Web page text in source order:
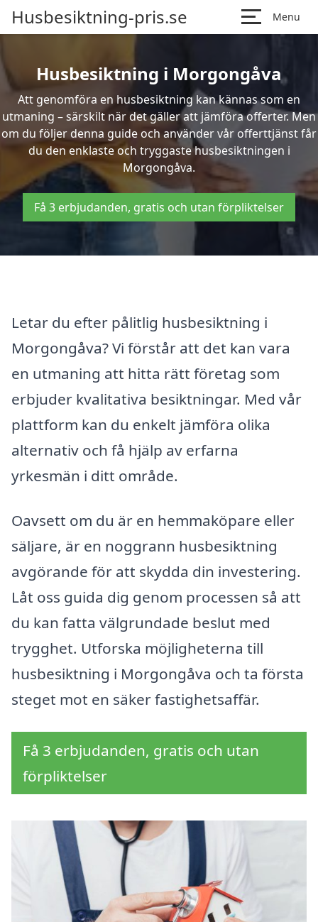
Husbesiktning-pris.se Menu
Husbesiktning i Morgongåva
Att genomföra en husbesiktning kan kännas som en
utmaning – särskilt när det gäller att jämföra offerter. Men
om du följer denna guide och använder vår offerttjänst får
du den enklaste och tryggaste husbesiktningen i
Morgongåva.
Få 3 erbjudanden, gratis och utan förpliktelser
Letar du efter pålitlig husbesiktning i
Morgongåva? Vi förstår att det kan vara
en utmaning att hitta rätt företag som
erbjuder kvalitativa besiktningar. Med vår
plattform kan du enkelt jämföra olika
alternativ och få hjälp av erfarna
yrkesmän i ditt område.
Oavsett om du är en hemmaköpare eller
säljare, är en noggrann husbesiktning
avgörande för att skydda din investering.
Låt oss guida dig genom processen så att
du kan fatta välgrundade beslut med
trygghet. Utforska möjligheterna till
husbesiktning i Morgongåva och ta första
steget mot en säker fastighetsaffär.
Få 3 erbjudanden, gratis och utan
förpliktelser